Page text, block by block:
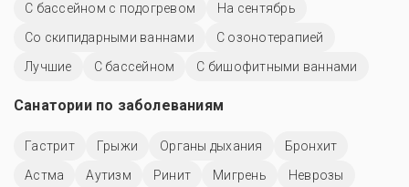
С бассейном с подогревом
На сентябрь
Со скипидарными ваннами
С озонотерапией
Лучшие
C бассейном С бишофитными ваннами
Санатории по заболеваниям
Гастрит Грыжи Органы дыхания
Бронхит
Астма
Аутизм Ринит Мигрень
Неврозы